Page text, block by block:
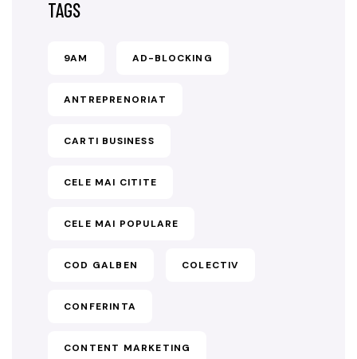
TAGS
9AM AD-BLOCKING
ANTREPRENORIAT
CARTI BUSINESS
CELE MAI CITITE
CELE MAI POPULARE
COD GALBEN COLECTIV
CONFERINTA
CONTENT MARKETING